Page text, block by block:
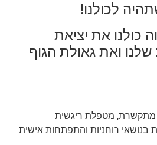
לכולנו!
כולנו את יציאת
ואת גאולת הגוף
מתקשרת, מטפלת ריגשית
בנושאי רוחניות והתפתחות אישית